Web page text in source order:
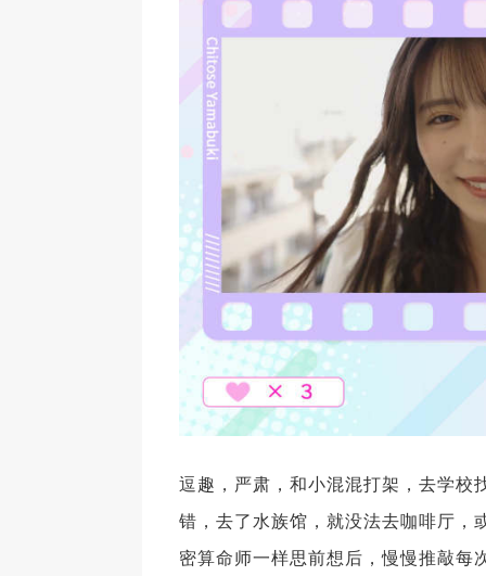
逗趣，严肃，和小混混打架，去学校
错，去了水族馆，就没法去咖啡厅
密算命师一样思前想后，慢慢推敲每